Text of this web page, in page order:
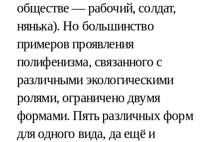
обществе — рабочий, солдат,
нянька). Но большинство
примеров проявления
полифенизма, связанного с
различными экологическими
ролями, ограничено двумя
формами. Пять различных форм
для одного вида, да ещё и